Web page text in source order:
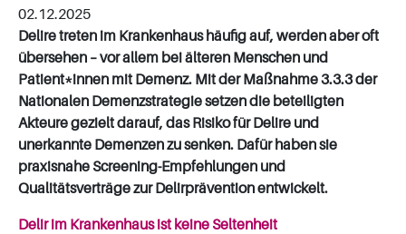
02.12.2025
Delire treten im Krankenhaus häufig auf, werden aber oft
übersehen – vor allem bei älteren Menschen und
Patient*innen mit Demenz. Mit der Maßnahme 3.3.3 der
Nationalen Demenzstrategie setzen die beteiligten
Akteure gezielt darauf, das Risiko für Delire und
unerkannte Demenzen zu senken. Dafür haben sie
praxisnahe Screening-Empfehlungen und
Qualitätsverträge zur Delirprävention entwickelt.
Delir im Krankenhaus ist keine Seltenheit